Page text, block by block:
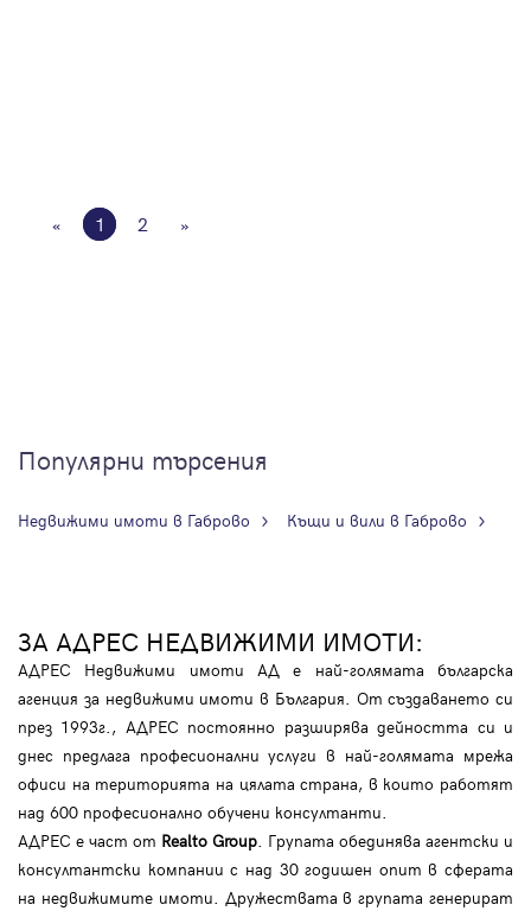
« 1 2 »
Популярни търсения
Недвижими имоти в Габрово Къщи и вили в Габрово
ЗА АДРЕС НЕДВИЖИМИ ИМОТИ:
АДРЕС Недвижими имоти АД е най-голямата българска
агенция за недвижими имоти в България. От създаването си
през 1993г., АДРЕС постоянно разширява дейността си и
днес предлага професионални услуги в най-голямата мрежа
офиси на територията на цялата страна, в които работят
над 600 професионално обучени консултанти.
АДРЕС е част от Realto Group. Групата обединява агентски и
консултантски компании с над 30 годишен опит в сферата
на недвижимите имоти. Дружествата в групата генерират